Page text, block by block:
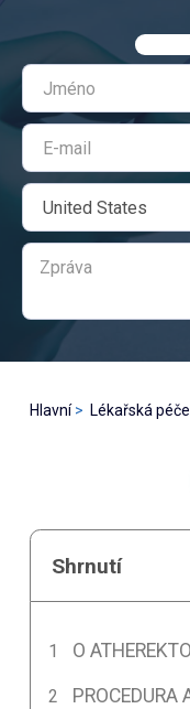
Hlavní Lékařská péče
Shrnutí
O
PROCEDURA